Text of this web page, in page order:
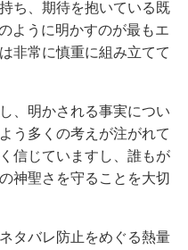
ち、期待を抱いている既
ように明かすのが最もエ
非常に慎重に組み立てて
、明かされる事実につい
う多くの考えが注がれて
信じていますし、誰もが
神聖さを守ることを大切
タバレ防止をめぐる熱量